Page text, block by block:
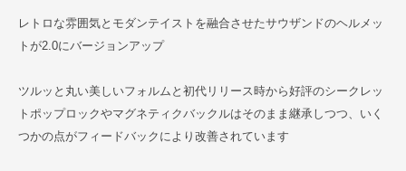
レトロな雰囲気とモダンテイストを融合させたサウザンドのヘルメッ
トが2.0にバージョンアップ
ツルッと丸い美しいフォルムと初代リリース時から好評のシークレッ
トポップロックやマグネティクバックルはそのまま継承しつつ、いく
つかの点がフィードバックにより改善されています